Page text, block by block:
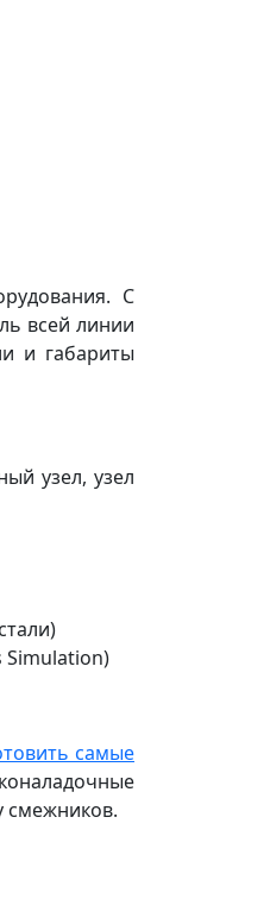
С
всей линии
и габариты
узел, узел
Simulation)
самые
смежников.